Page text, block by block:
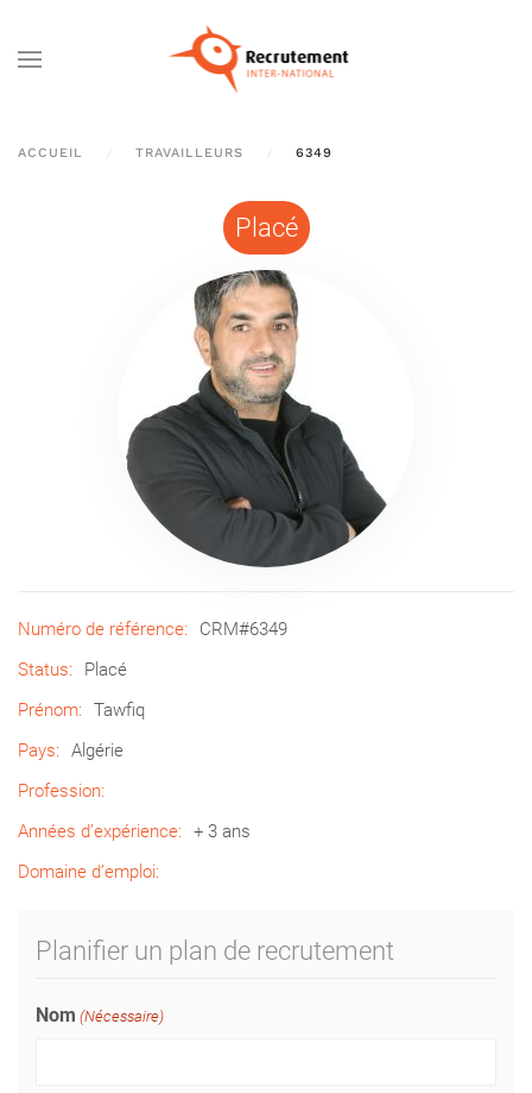
Passer au contenu principal
ACCUEIL TRAVAILLEURS 6349
Placé
Numéro de référence:
CRM#6349
Status:
Placé
Prénom:
Tawfiq
Pays:
Algérie
Profession:
Années d’expérience:
+ 3 ans
Domaine d’emploi:
Planifier un plan de recrutement
Nom (Nécessaire)